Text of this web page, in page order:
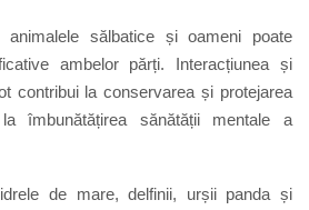
animalele sălbatice și oameni poate
ambelor părți. Interacțiunea și
contribui la conservarea și protejarea
îmbunătățirea sănătății mentale a
de mare, delfinii, urșii panda și